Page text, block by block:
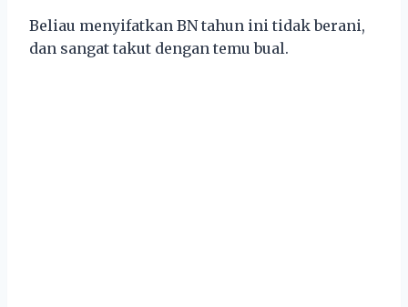
Beliau menyifatkan BN tahun ini tidak berani,
dan sangat takut dengan temu bual.